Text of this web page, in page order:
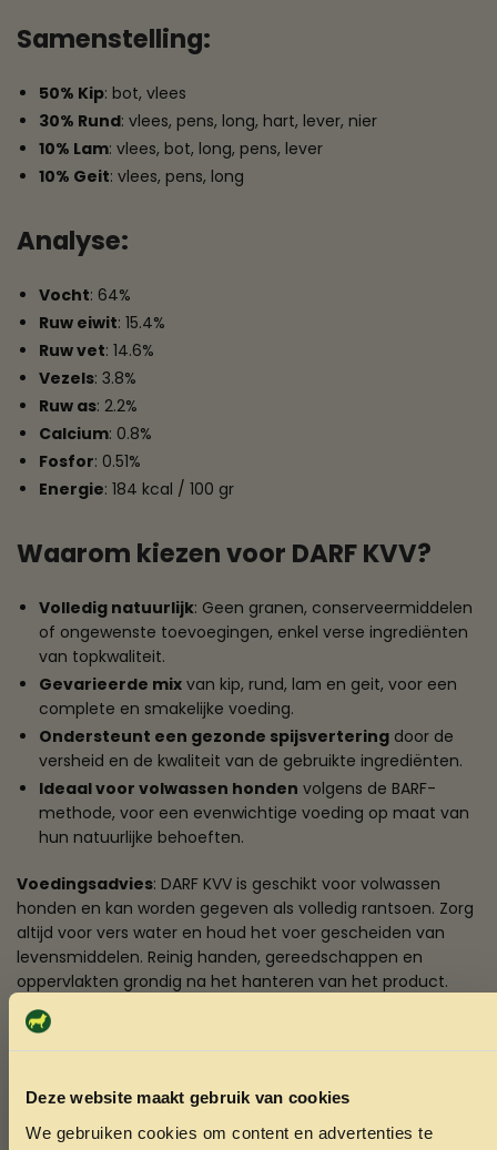
Deze website maakt gebruik van cookies
We gebruiken cookies om content en advertenties te
Samenstelling:
50% Kip: bot, vlees
30% Rund: vlees, pens, long, hart, lever, nier
10% Lam: vlees, bot, long, pens, lever
10% Geit: vlees, pens, long
Analyse:
Vocht: 64%
Ruw eiwit: 15.4%
Ruw vet: 14.6%
Vezels: 3.8%
Ruw as: 2.2%
Calcium: 0.8%
Fosfor: 0.51%
Energie: 184 kcal / 100 gr
Waarom kiezen voor DARF KVV?
Volledig natuurlijk: Geen granen, conserveermiddelen
of ongewenste toevoegingen, enkel verse ingrediënten
van topkwaliteit.
Gevarieerde mix van kip, rund, lam en geit, voor een
complete en smakelijke voeding.
Ondersteunt een gezonde spijsvertering door de
versheid en de kwaliteit van de gebruikte ingrediënten.
Ideaal voor volwassen honden volgens de BARF-
methode, voor een evenwichtige voeding op maat van
hun natuurlijke behoeften.
Voedingsadvies: DARF KVV is geschikt voor volwassen
honden en kan worden gegeven als volledig rantsoen. Zorg
altijd voor vers water en houd het voer gescheiden van
levensmiddelen. Reinig handen, gereedschappen en
oppervlakten grondig na het hanteren van het product.
Bestel DARF KVV 19×245 gram vandaag nog en geef je
hond de natuurlijke, voedzame voeding die hij
Over Darf